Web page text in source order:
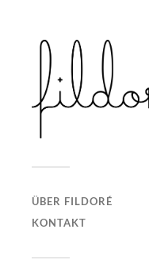
ÜBER FILDORÉ
KONTAKT